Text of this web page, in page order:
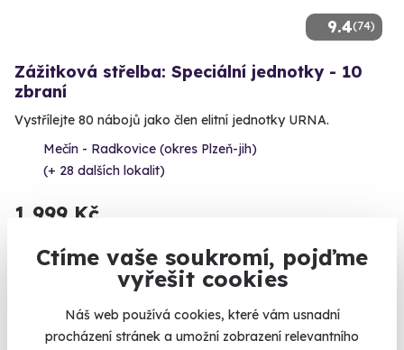
Ctíme vaše soukromí, pojďme
vyřešit cookies
Náš web používá cookies, které vám usnadní
procházení stránek a umožní zobrazení relevantního
9.4(74)
Zážitková střelba: Speciální jednotky - 10
zbraní
Vystřílejte 80 nábojů jako člen elitní jednotky URNA.
Mečín - Radkovice (okres Plzeň-jih)
(+ 28 dalších lokalit)
1 999 Kč
Volný termín už 10. 08. 2026